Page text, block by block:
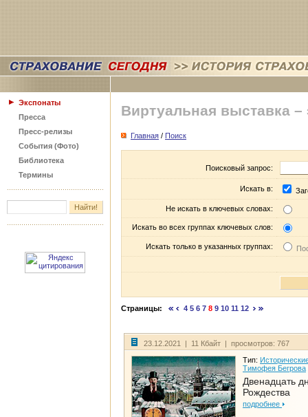
Экспонаты
Пресса
Пресс-релизы
События (Фото)
Библиотека
Термины
Виртуальная выставка –
Главная / Поиск
Поисковый запрос:
Искать в:
Не искать в ключевых словах:
Искать во всех группах ключевых слов:
Искать только в указанных группах:
Страницы: 4 5 6 7 8 9 10 11 12
23.12.2021 | 11 Кбайт | просмотров: 767
Тип:
Тимофея Бегрова
Двенадцать
Рождества
подробнее